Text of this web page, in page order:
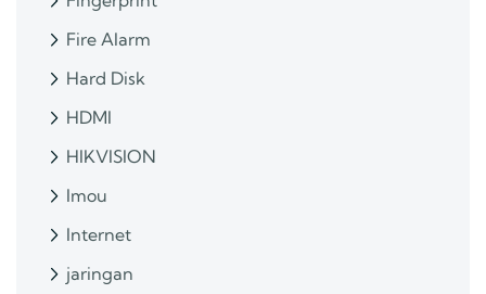
Fire Alarm
Hard Disk
HDMI
HIKVISION
Imou
Internet
jaringan